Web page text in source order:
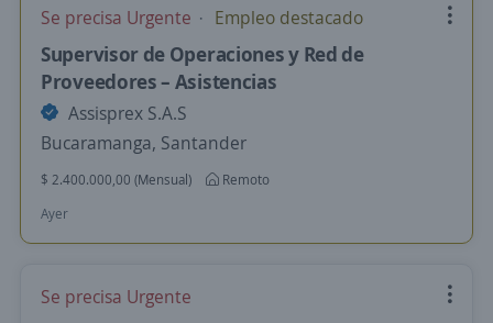
Se precisa Urgente Empleo destacado
Supervisor de Operaciones y Red de
Proveedores – Asistencias
Assisprex S.A.S
Bucaramanga, Santander
$ 2.400.000,00 (Mensual)
Remoto
Ayer
Se precisa Urgente